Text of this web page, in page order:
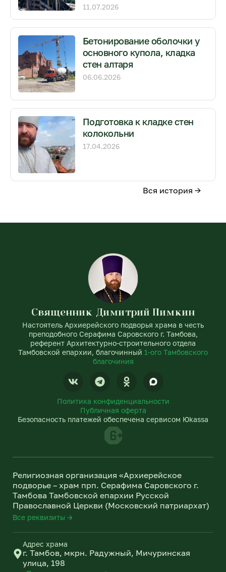
11.07.2026
Бетонирование оболочки у
основного купола, кладка
стен алтаря
06.06.2026
Подготовка к кладке стен
колокольни
17.04.2026
Вся история →
Священник Димитрий Пимкин
Настоятель Архиерейского подворья храма в честь
преподобного Серафима Саровского г. Тамбова,
референт Архитектурно-строительного отдела
Тамбовской епархии, благочинный 1-ого Тамбовского
благочиния
V
k
T
e
e
g
m
O
d
o
k
s
i
k
i
Политика конфиденциальности
Публичная оферта
Безопасность платежей обеспечена сервисом Юkassa
Религиозная организация «Архиерейское
подворье – храм прп. Серафима Саровского г.
Тамбова Тамбовской епархии Русской
Православной Церкви (Московский патриархат)
Все реквизиты →
Адрес храма
г. Тамбов, мкрн. Радужный, Мичуринская
улица, 198